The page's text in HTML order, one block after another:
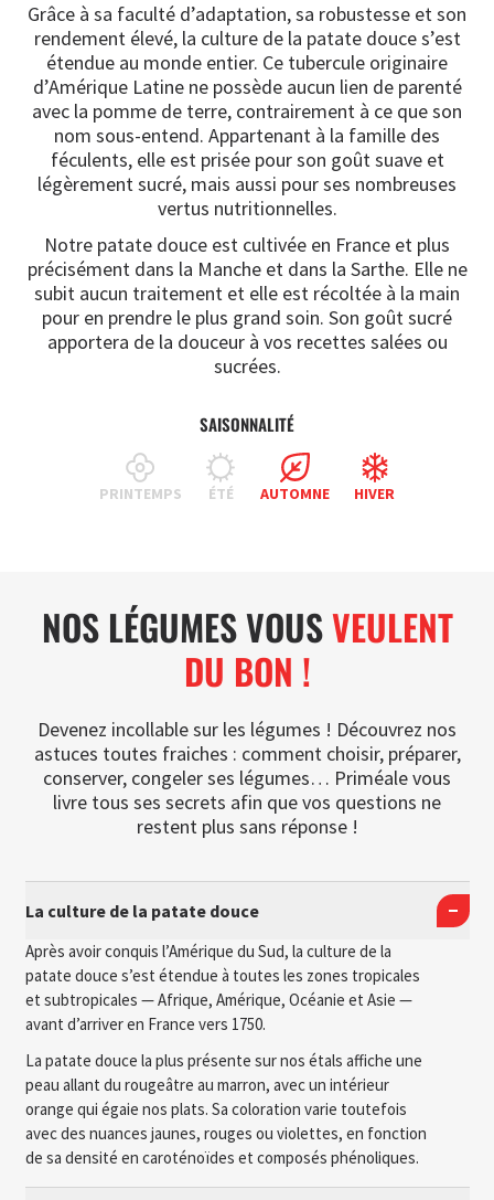
Grâce à sa faculté d’adaptation, sa robustesse et son
rendement élevé, la culture de la patate douce s’est
étendue au monde entier. Ce tubercule originaire
d’Amérique Latine ne possède aucun lien de parenté
avec la pomme de terre, contrairement à ce que son
nom sous-entend. Appartenant à la famille des
féculents, elle est prisée pour son goût suave et
légèrement sucré, mais aussi pour ses nombreuses
vertus nutritionnelles.
Notre patate douce est cultivée en France et plus
précisément dans la Manche et dans la Sarthe. Elle ne
subit aucun traitement et elle est récoltée à la main
pour en prendre le plus grand soin. Son goût sucré
apportera de la douceur à vos recettes salées ou
sucrées.
SAISONNALITÉ
PRINTEMPS ÉTÉ AUTOMNE HIVER
NOS LÉGUMES VOUSVEULENT
DU BON !
Devenez incollable sur les légumes ! Découvrez nos
astuces toutes fraiches : comment choisir, préparer,
conserver, congeler ses légumes… Priméale vous
livre tous ses secrets afin que vos questions ne
restent plus sans réponse !
La culture de la patate douce
Après avoir conquis l’Amérique du Sud, la culture de la
patate douce s’est étendue à toutes les zones tropicales
et subtropicales — Afrique, Amérique, Océanie et Asie —
avant d’arriver en France vers 1750.
La patate douce la plus présente sur nos étals affiche une
peau allant du rougeâtre au marron, avec un intérieur
orange qui égaie nos plats. Sa coloration varie toutefois
avec des nuances jaunes, rouges ou violettes, en fonction
de sa densité en caroténoïdes et composés phénoliques.